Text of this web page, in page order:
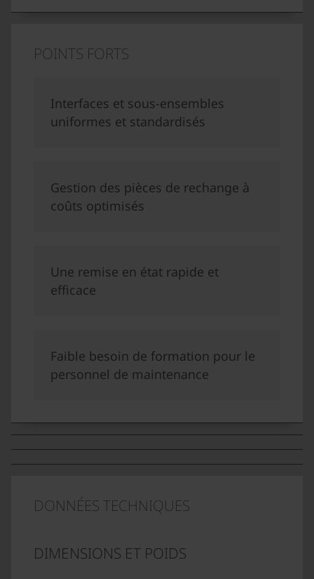
POINTS FORTS
Interfaces et sous-ensembles
uniformes et standardisés
Gestion des pièces de rechange à
coûts optimisés
Une remise en état rapide et
efficace
Faible besoin de formation pour le
personnel de maintenance
DONNÉES TECHNIQUES
DIMENSIONS ET POIDS